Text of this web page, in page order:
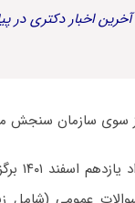
اخبار دکتری در
، آزمون